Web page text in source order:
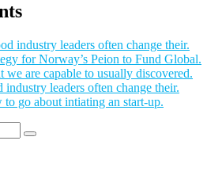
industry leaders often change their.
for Norway’s Peion to Fund Global.
we are capable to usually discovered.
industry leaders often change their.
to go about intiating an start-up.